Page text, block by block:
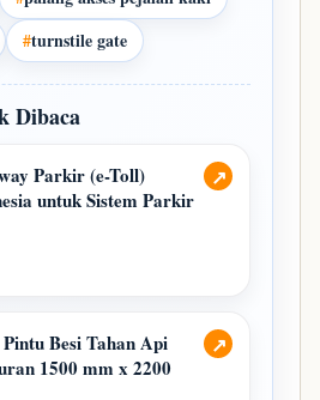
#turnstile gate
Dibaca
↗
Parkir (e-Toll)
untuk Sistem Parkir
↗
Besi Tahan Api
1500 mm x 2200